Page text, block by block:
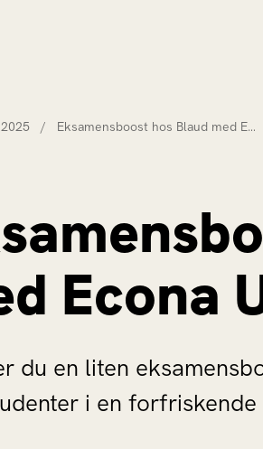
2025 / Eksamensboost hos Blaud med E…
Econa
du en liten
i en